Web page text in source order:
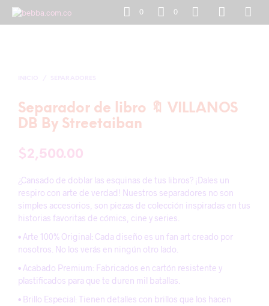
0 0
Separador de libro 🔖 VILLANOS
DB By Streetaiban
$2,500.00
¿Cansado de doblar las esquinas de tus libros? ¡Dales un
respiro con arte de verdad! Nuestros separadores no son
simples accesorios, son piezas de colección inspiradas en tus
historias favoritas de cómics, cine y series.
• Arte 100% Original: Cada diseño es un fan art creado por
nosotros. No los verás en ningún otro lado.
• Acabado Premium: Fabricados en cartón resistente y
plastificados para que te duren mil batallas.
• Brillo Especial: Tienen detalles con brillos que los hacen